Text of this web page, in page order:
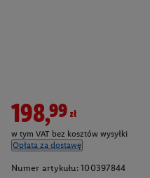
198,99zł
w tym VAT bez kosztów wysyłki
Opłata za dostawę
Numer artykułu: 100397844